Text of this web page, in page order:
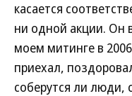
касается
ни одной акции. Он
моем митинге в
приехал,
соберутся ли люди,